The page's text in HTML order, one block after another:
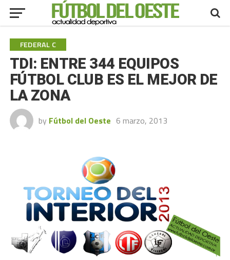
FEDERAL C
TDI: ENTRE 344 EQUIPOS
FÚTBOL CLUB ES EL MEJOR DE
LA ZONA
by Fútbol del Oeste 6 marzo, 2013